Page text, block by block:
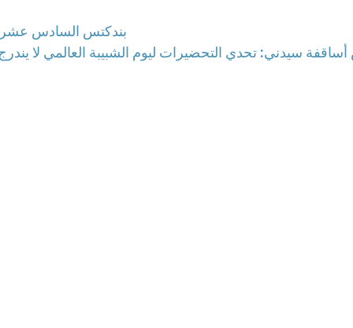
بندكتس السادس عشر
سيدني: تحدي التحضيرات ليوم الشبيبة العالمي لا